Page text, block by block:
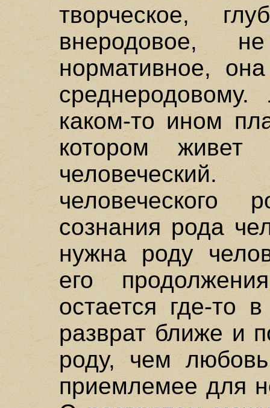
творческое,
внеродовое,
нормативное,
каком-то ином
котором живет
сознания рода
нужна роду
его
остается где-то
разврат ближе и
роду, чем
приемлемее для